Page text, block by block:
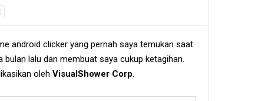
android clicker yang pernah saya temukan saat
lalu dan membuat saya cukup ketagihan.
oleh VisualShower Corp.